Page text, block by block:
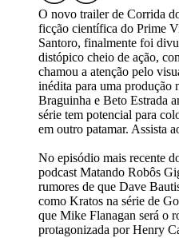
O novo trailer de Corrida
ficção científica do Prime
Santoro, finalmente foi
distópico cheio de ação,
chamou a atenção pelo
inédita para uma
Braguinha e Beto Estrada
série tem potencial para
em outro patamar. Assista
No episódio mais recente
podcast Matando Robôs
rumores de que Dave
como Kratos na série de
que Mike Flanagan será o
protagonizada por Henry